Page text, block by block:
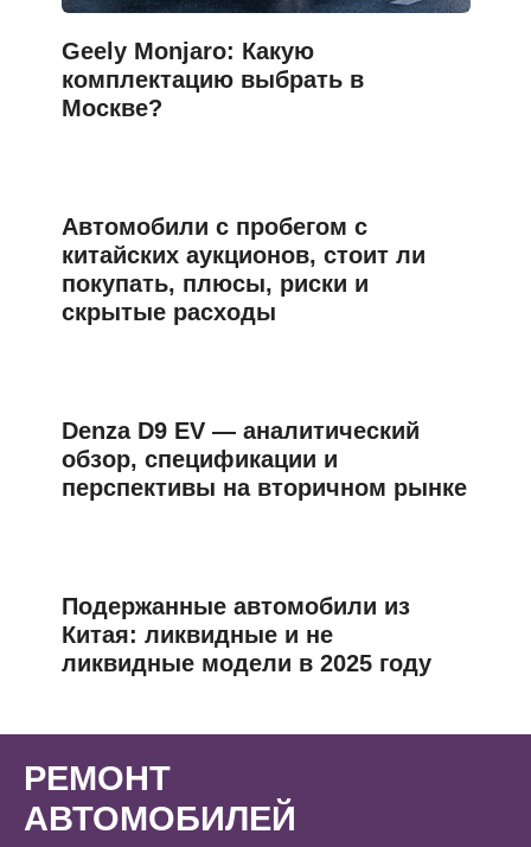
Geely Monjaro: Какую
комплектацию выбрать в
Москве?
Автомобили с пробегом с
китайских аукционов, стоит ли
покупать, плюсы, риски и
скрытые расходы
Denza D9 EV — аналитический
обзор, спецификации и
перспективы на вторичном рынке
Подержанные автомобили из
Китая: ликвидные и не
ликвидные модели в 2025 году
РЕМОНТ
АВТОМОБИЛЕЙ